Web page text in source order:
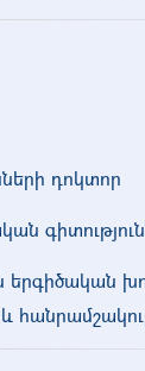
դոկտոր
երգիծական